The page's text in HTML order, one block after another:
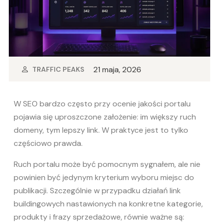
TRAFFIC PEAKS 21 maja, 2026
W SEO bardzo często przy ocenie jakości portalu
pojawia się uproszczone założenie: im większy ruch
domeny, tym lepszy link. W praktyce jest to tylko
częściowo prawda.
Ruch portalu może być pomocnym sygnałem, ale nie
powinien być jedynym kryterium wyboru miejsc do
publikacji. Szczególnie w przypadku działań link
buildingowych nastawionych na konkretne kategorie,
produkty i frazy sprzedażowe, równie ważne są: